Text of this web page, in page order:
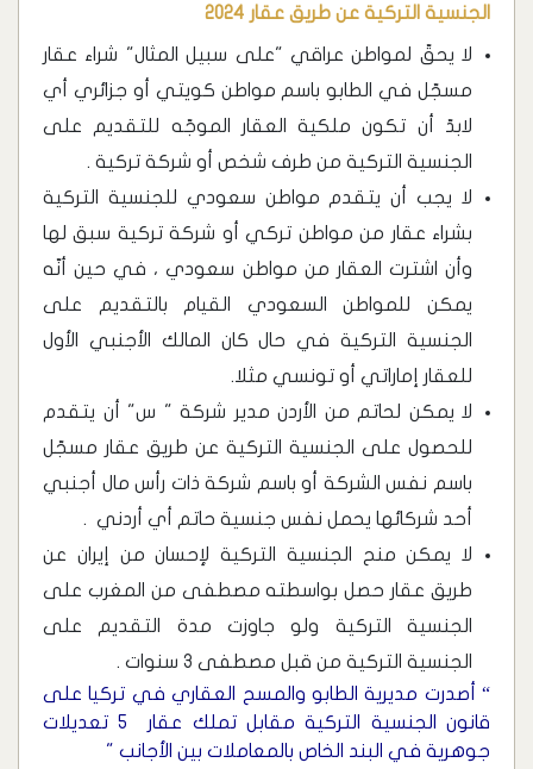
الجنسية التركية عن طريق عقار 2024
لا يحقّ لمواطن عراقي "على سبيل المثال" شراء عقار
مسجّل في الطابو باسم مواطن كويتي أو جزائري أي
لابدّ أن تكون ملكية العقار الموجّه للتقديم على
الجنسية التركية من طرف شخص أو شركة تركية .
لا يجب أن يتقدم مواطن سعودي للجنسية التركية
بشراء عقار من مواطن تركي أو شركة تركية سبق لها
وأن اشترت العقار من مواطن سعودي ، في حين أنّه
يمكن للمواطن السعودي القيام بالتقديم على
الجنسية التركية في حال كان المالك الأجنبي الأول
للعقار إماراتي أو تونسي مثلا.
لا يمكن لحاتم من الأردن مدير شركة " س" أن يتقدم
للحصول على الجنسية التركية عن طريق عقار مسجّل
باسم نفس الشركة أو باسم شركة ذات رأس مال أجنبي
أحد شركائها يحمل نفس جنسية حاتم أي أردني .
لا يمكن منح الجنسية التركية لإحسان من إيران عن
طريق عقار حصل بواسطته مصطفى من المغرب على
الجنسية التركية ولو جاوزت مدة التقديم على
الجنسية التركية من قبل مصطفى 3 سنوات .
“ أصدرت مديرية الطابو والمسح العقاري في تركيا على
قانون الجنسية التركية مقابل تملك عقار 5 تعديلات
جوهرية في البند الخاص بالمعاملات بين الأجانب "